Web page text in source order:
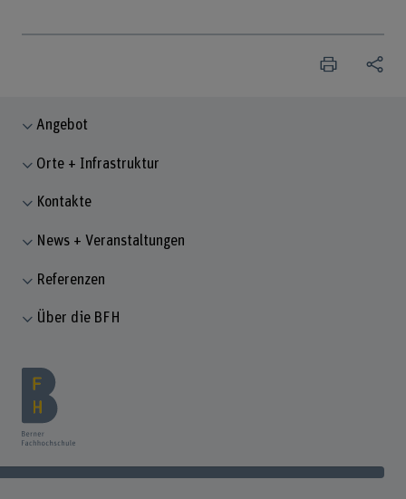
Angebot
Orte + Infrastruktur
Kontakte
News + Veranstaltungen
Referenzen
Über die BFH